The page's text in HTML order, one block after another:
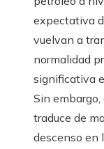
expectativa
vuelvan a
normalidad
significativa
Sin
traduce de
descenso en